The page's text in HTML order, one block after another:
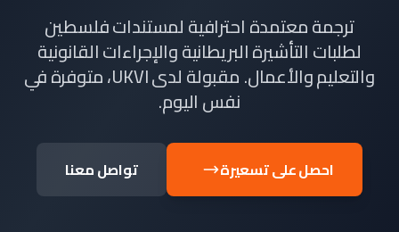
ترجمة معتمدة احترافية لمستندات فلسطين
لطلبات التأشيرة البريطانية والإجراءات القانونية
والتعليم والأعمال. مقبولة لدى UKVI، متوفرة في
نفس اليوم.
احصل على تسعيرة تواصل معنا